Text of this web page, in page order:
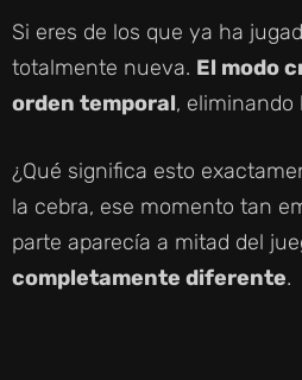
Si eres de los que ya ha
totalmente nueva. El modo
orden temporal, eliminando
¿Qué significa esto
la cebra, ese momento tan
parte aparecía a mitad del
completamente diferente.